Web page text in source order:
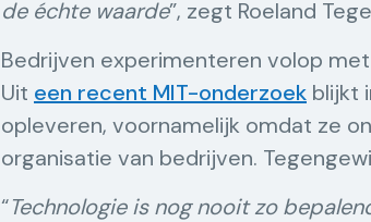
de échte waarde”, zegt Roeland
Bedrijven experimenteren volop
Uit een recent MIT-onderzoek blijkt
opleveren, voornamelijk omdat ze
organisatie van bedrijven.
“Technologie is nog nooit zo